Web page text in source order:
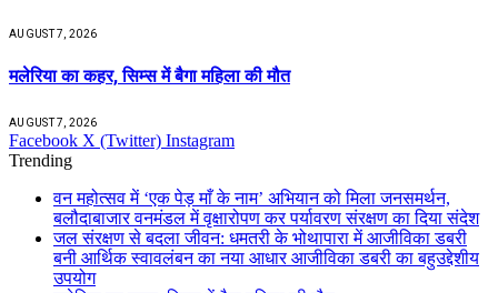
AUGUST 7, 2026
मलेरिया का कहर, सिम्स में बैगा महिला की मौत
AUGUST 7, 2026
Facebook X (Twitter) Instagram
Trending
वन महोत्सव में ‘एक पेड़ माँ के नाम’ अभियान को मिला जनसमर्थन,
बलौदाबाजार वनमंडल में वृक्षारोपण कर पर्यावरण संरक्षण का दिया संदेश
जल संरक्षण से बदला जीवन: धमतरी के भोथापारा में आजीविका डबरी
बनी आर्थिक स्वावलंबन का नया आधार आजीविका डबरी का बहुउद्देशीय
उपयोग